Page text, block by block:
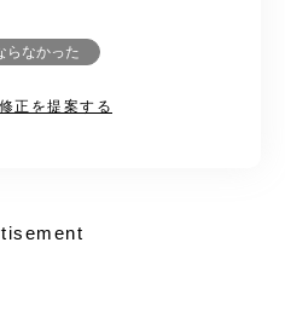
らなかった
正を提案する